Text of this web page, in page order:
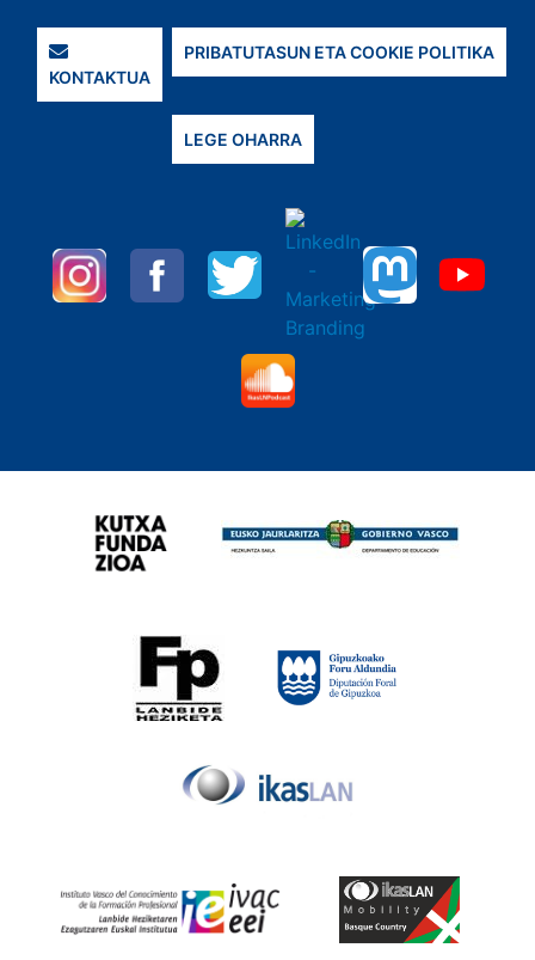
KONTAKTUA
PRIBATUTASUN ETA COOKIE POLITIKA
LEGE OHARRA